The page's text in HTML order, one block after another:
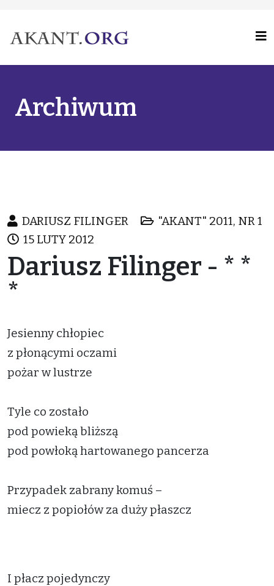
Archiwum
DARIUSZ FILINGER
"AKANT" 2011, NR 1
15 LUTY 2012
Dariusz Filinger - * *
*
Jesienny chłopiec
z płonącymi oczami
pożar w lustrze
Tyle co zostało
pod powieką bliższą
pod powłoką hartowanego pancerza
Przypadek zabrany komuś –
miecz z popiołów za duży płaszcz
I płacz pojedynczy